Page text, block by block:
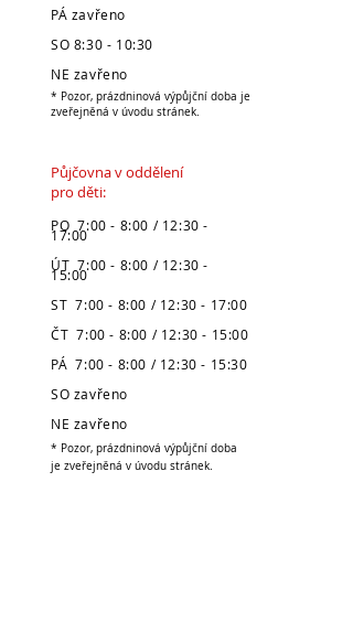
PÁ zavřeno
SO 8:30 - 10:30
NE zavřeno
* Pozor, prázdninová výpůjční doba je
zveřejněná v úvodu stránek.
Půjčovna v oddělení
pro děti:
PO 7:00 - 8:00 / 12:30 -
17:00
ÚT 7:00 - 8:00 / 12:30 -
15:00
ST 7:00 - 8:00 / 12:30 - 17:00
ČT 7:00 - 8:00 / 12:30 - 15:00
PÁ 7:00 - 8:00 / 12:30 - 15:30
SO zavřeno
NE zavřeno
* Pozor, prázdninová výpůjční doba
je zveřejněná v úvodu stránek.